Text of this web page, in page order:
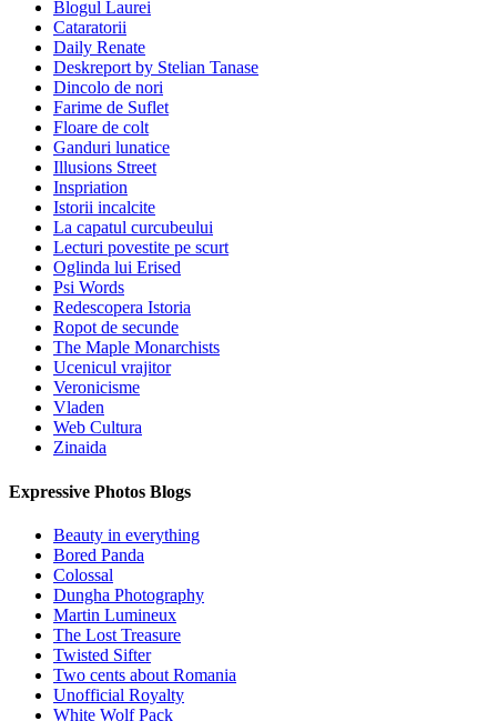
Blogul Laurei
Cataratorii
Daily Renate
Deskreport by Stelian Tanase
Dincolo de nori
Farime de Suflet
Floare de colt
Ganduri lunatice
Illusions Street
Inspriation
Istorii incalcite
La capatul curcubeului
Lecturi povestite pe scurt
Oglinda lui Erised
Psi Words
Redescopera Istoria
Ropot de secunde
The Maple Monarchists
Ucenicul vrajitor
Veronicisme
Vladen
Web Cultura
Zinaida
Expressive Photos Blogs
Beauty in everything
Bored Panda
Colossal
Dungha Photography
Martin Lumineux
The Lost Treasure
Twisted Sifter
Two cents about Romania
Unofficial Royalty
White Wolf Pack